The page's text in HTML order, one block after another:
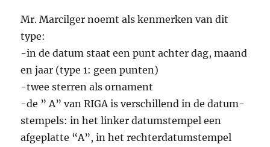
Mr. Marcilger noemt als kenmerken van dit
type:
-in de datum staat een punt achter dag, maand
en jaar (type 1: geen punten)
-twee sterren als ornament
-de ” A” van RIGA is verschillend in de datum-
stempels: in het linker datumstempel een
afgeplatte “A”, in het rechterdatumstempel